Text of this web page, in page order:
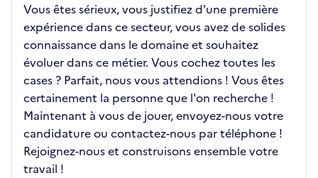
Vous êtes sérieux, vous justifiez d'une première
expérience dans ce secteur, vous avez de solides
connaissance dans le domaine et souhaitez
évoluer dans ce métier. Vous cochez toutes les
cases ? Parfait, nous vous attendions ! Vous êtes
certainement la personne que l'on recherche !
Maintenant à vous de jouer, envoyez-nous votre
candidature ou contactez-nous par téléphone !
Rejoignez-nous et construisons ensemble votre
travail !